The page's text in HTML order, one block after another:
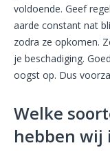
voldoende. Geef
aarde constant nat
zodra ze opkomen.
je beschadiging.
oogst op. Dus
Welke
hebben wij